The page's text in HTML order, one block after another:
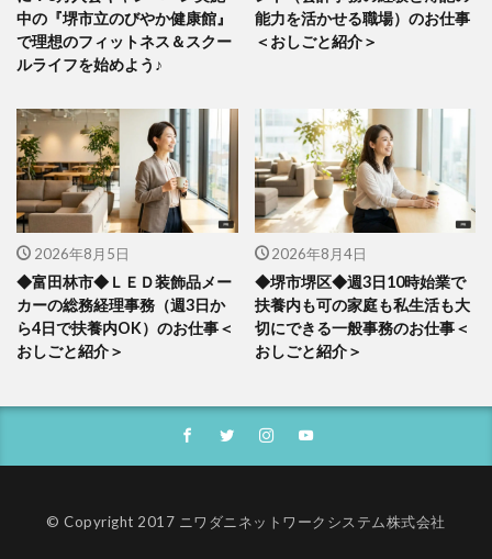
中の『堺市立のびやか健康館』
で理想のフィットネス＆スクー
ルライフを始めよう♪
能力を活かせる職場）のお仕事
＜おしごと紹介＞
2026年8月5日
◆富田林市◆ＬＥＤ装飾品メー
カーの総務経理事務（週3日か
ら4日で扶養内OK）のお仕事＜
おしごと紹介＞
2026年8月4日
◆堺市堺区◆週3日10時始業で
扶養内も可の家庭も私生活も大
切にできる一般事務のお仕事＜
おしごと紹介＞
© Copyright 2017 ニワダニネットワークシステム株式会社